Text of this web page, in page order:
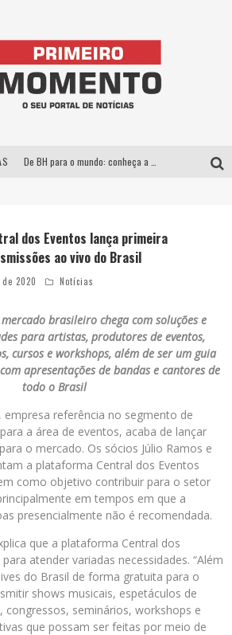
dos Eventos lança primeira
ao vivo do Brasil
2020 Notícias
brasileiro chega com soluções e
para artistas, produtores de eventos,
cursos e workshops, além de ser um guia
apresentações de bandas e cantores de
todo o Brasil
empresa referência no segmento de
a área de eventos, acaba de lançar
o mercado. Os sócios Júlio Ramos e
a plataforma Central dos Eventos
como objetivo contribuir para o setor
em tempos em que a
presencialmente não é recomendada.
que a plataforma Central dos
atender variadas necessidades. “Além
do Brasil de forma gratuita para o
shows musicais, espetáculos de
congressos, seminários, workshops e
que possam ser feitas por meio de